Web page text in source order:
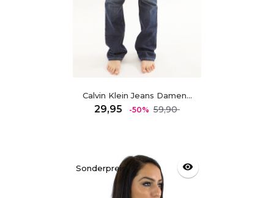
Calvin Klein Jeans Damen...
29,95
Regulärer
-50% 59,90Preis
Sonderpreis! visibility